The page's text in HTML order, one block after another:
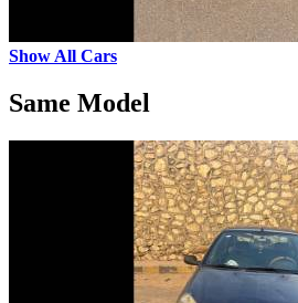
Show All Cars
Same Model